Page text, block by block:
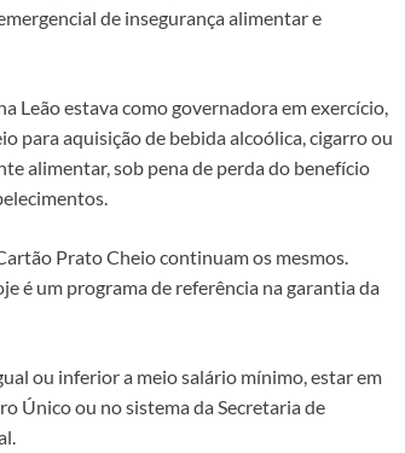
de insegurança alimentar e
Leão estava como governadora em exercício,
para aquisição de bebida alcoólica, cigarro ou
alimentar, sob pena de perda do benefício
Prato Cheio continuam os mesmos.
é um programa de referência na garantia da
ou inferior a meio salário mínimo, estar em
Único ou no sistema da Secretaria de